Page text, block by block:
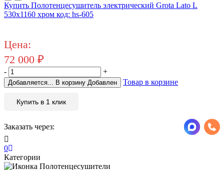
Купить Полотенцесушитель электрический Grota Lato L
530x1160 хром код: hs-605
Цена:
72 000 ₽
- +
Добавляется... В корзину Добавлен Товар в корзине
Купить в 1 клик
Заказать через:
0
Категории